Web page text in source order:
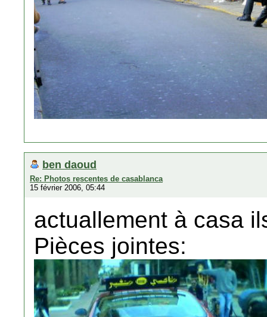
ben daoud
Re: Photos rescentes de casablanca
15 février 2006, 05:44
actuallement à casa
Pièces jointes: